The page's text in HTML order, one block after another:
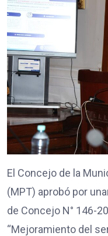
El Concejo de la
(MPT) aprobó por
de Concejo N° 146-
“Mejoramiento del